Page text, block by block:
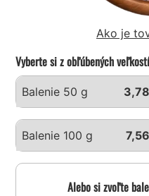
Ako je
Vyberte si z obľúbených
Balenie 50 g
Balenie 100 g
Alebo si zvoľte